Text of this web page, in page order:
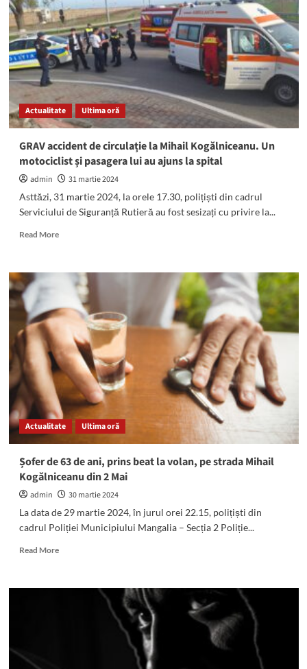
CIOCNIT
la
Olimp.
O
victimă
este
asistată
medical
Actualitate Ultima oră
GRAV accident de circulație la Mihail Kogălniceanu. Un
motociclist și pasagera lui au ajuns la spital
admin
31 martie 2024
Asttăzi, 31 martie 2024, la orele 17.30, polițiști din cadrul
Serviciului de Siguranță Rutieră au fost sesizați cu privire la...
Read MoreRead
GRAV
accident
circulație
Mihail
Kogălniceanu.
Un
motociclist
și
pasagera
lui
au
spital
Actualitate Ultima oră
Șofer de 63 de ani, prins beat la volan, pe strada Mihail
Kogălniceanu din 2 Mai
admin
30 martie 2024
La data de 29 martie 2024, în jurul orei 22.15, polițiști din
cadrul Poliției Municipiului Mangalia – Secția 2 Poliție...
Read MoreRead
Șofer